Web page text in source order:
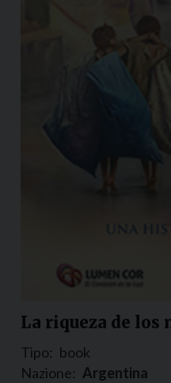
La riqueza de los
Tipo: book
Nazione: Argentina